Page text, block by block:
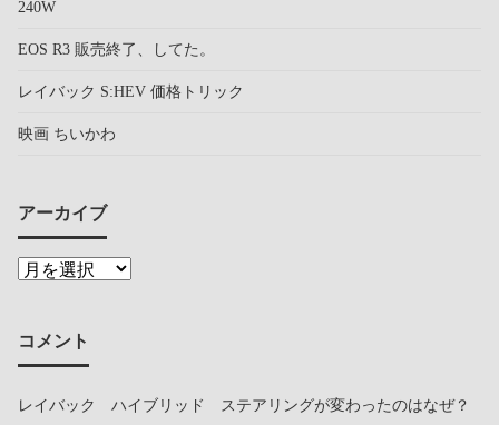
240W
EOS R3 販売終了、してた。
レイバック S:HEV 価格トリック
映画 ちいかわ
アーカイブ
コメント
レイバック ハイブリッド ステアリングが変わったのはなぜ？